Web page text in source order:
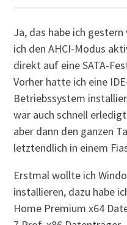
Ja, das habe ich
ich den AHCI-Modus
direkt auf eine SATA-
Vorher hatte ich eine
Betriebssystem
war auch schnell
aber dann den ganzen
letztendlich in einem
Erstmal wollte ich
installieren, dazu habe
Home Premium x64